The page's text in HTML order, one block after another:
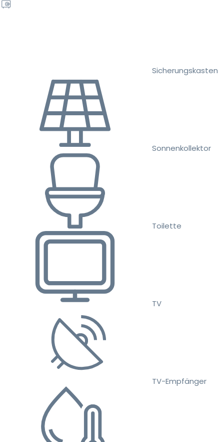
Sicherungskasten
Sonnenkollektor
Toilette
TV
TV-Empfänger